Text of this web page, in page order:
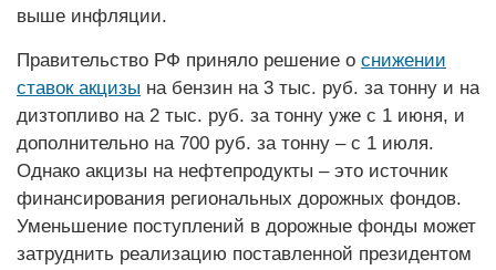
выше инфляции.
Правительство РФ приняло решение о снижении
ставок акцизы на бензин на 3 тыс. руб. за тонну и на
дизтопливо на 2 тыс. руб. за тонну уже с 1 июня, и
дополнительно на 700 руб. за тонну – с 1 июля.
Однако акцизы на нефтепродукты – это источник
финансирования региональных дорожных фондов.
Уменьшение поступлений в дорожные фонды может
затруднить реализацию поставленной президентом